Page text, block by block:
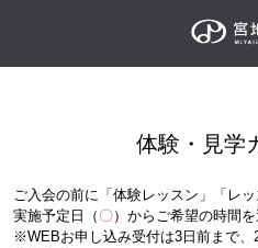
体験・見学
ご入会の前に「体験レッスン」「レ
実施予定日（ 〇）からご希望の時間
※WEBお申し込み受付は3日前まで、